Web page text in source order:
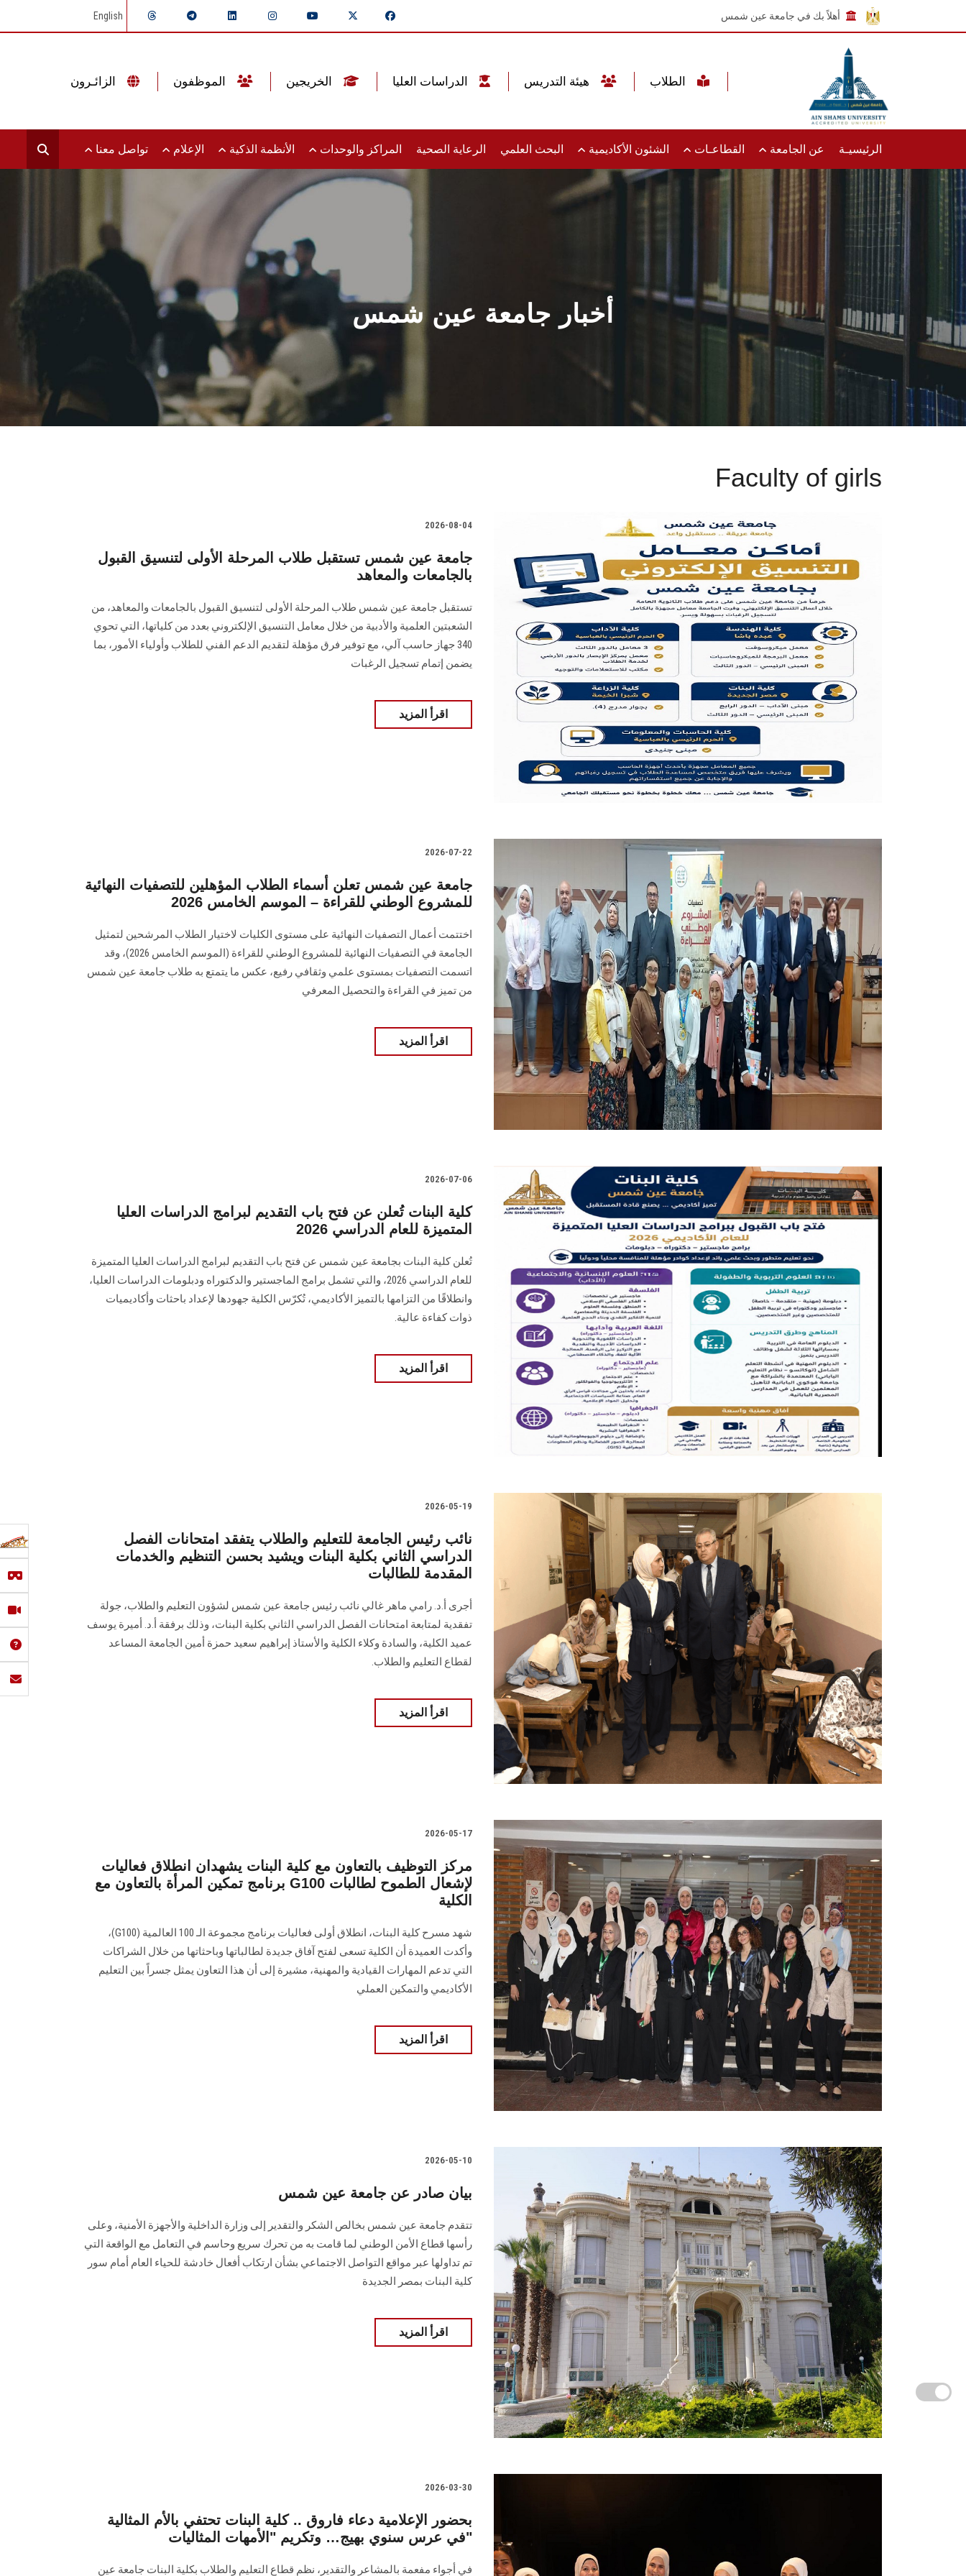
أهلاً بك في جامعة عين شمس English
الرئيسيـة عن الجامعة القطاعـات الشئون الأكاديمية البحث العلمي الرعاية الصحية المراكز والوحدات الأنظمة الذكية الإعلام تواصل معنا
أخبار جامعة عين شمس
Faculty of girls
2026-08-04
جامعة عين شمس تستقبل طلاب المرحلة الأولى لتنسيق القبول
بالجامعات والمعاهد
تستقبل جامعة عين شمس طلاب المرحلة الأولى لتنسيق القبول بالجامعات والمعاهد، من
الشعبتين العلمية والأدبية من خلال معامل التنسيق الإلكتروني بعدد من كلياتها، التي تحوي
340 جهاز حاسب آلي، مع توفير فرق مؤهلة لتقديم الدعم الفني للطلاب وأولياء الأمور، بما
يضمن إتمام تسجيل الرغبات
اقرأ المزيد
2026-07-22
جامعة عين شمس تعلن أسماء الطلاب المؤهلين للتصفيات النهائية
للمشروع الوطني للقراءة – الموسم الخامس 2026
اختتمت أعمال التصفيات النهائية على مستوى الكليات لاختيار الطلاب المرشحين لتمثيل
الجامعة في التصفيات النهائية للمشروع الوطني للقراءة (الموسم الخامس 2026)، وقد
اتسمت التصفيات بمستوى علمي وثقافي رفيع، عكس ما يتمتع به طلاب جامعة عين شمس
من تميز في القراءة والتحصيل المعرفي
اقرأ المزيد
2026-07-06
كلية البنات تُعلن عن فتح باب التقديم لبرامج الدراسات العليا
المتميزة للعام الدراسي 2026
تُعلن كلية البنات بجامعة عين شمس عن فتح باب التقديم لبرامج الدراسات العليا المتميزة
للعام الدراسي 2026، والتي تشمل برامج الماجستير والدكتوراه ودبلومات الدراسات العليا،
وانطلاقًا من التزامها بالتميز الأكاديمي، تُكرّس الكلية جهودها لإعداد باحثات وأكاديميات
ذوات كفاءة عالية.
اقرأ المزيد
2026-05-19
نائب رئيس الجامعة للتعليم والطلاب يتفقد امتحانات الفصل
الدراسي الثاني بكلية البنات ويشيد بحسن التنظيم والخدمات
المقدمة للطالبات
أجرى أ.د. رامي ماهر غالي نائب رئيس جامعة عين شمس لشؤون التعليم والطلاب، جولة
تفقدية لمتابعة امتحانات الفصل الدراسي الثاني بكلية البنات، وذلك برفقة أ.د. أميرة يوسف
عميد الكلية، والسادة وكلاء الكلية والأستاذ إبراهيم سعيد حمزة أمين الجامعة المساعد
لقطاع التعليم والطلاب.
اقرأ المزيد
2026-05-17
مركز التوظيف بالتعاون مع كلية البنات يشهدان انطلاق فعاليات
برنامج تمكين المرأة بالتعاون مع G100 لإشعال الطموح لطالبات
الكلية
شهد مسرح كلية البنات، انطلاق أولى فعاليات برنامج مجموعة الـ 100 العالمية (G100)،
وأكدت العميدة أن الكلية تسعى لفتح آفاق جديدة لطالباتها وباحثاتها من خلال الشراكات
التي تدعم المهارات القيادية والمهنية، مشيرة إلى أن هذا التعاون يمثل جسراً بين التعليم
الأكاديمي والتمكين العملي
اقرأ المزيد
2026-05-10
بيان صادر عن جامعة عين شمس
تتقدم جامعة عين شمس بخالص الشكر والتقدير إلى وزارة الداخلية والأجهزة الأمنية، وعلى
رأسها قطاع الأمن الوطني لما قامت به من تحرك سريع وحاسم في التعامل مع الواقعة التي
تم تداولها عبر مواقع التواصل الاجتماعي بشأن ارتكاب أفعال خادشة للحياء العام أمام سور
كلية البنات بمصر الجديدة
اقرأ المزيد
2026-03-30
بحضور الإعلامية دعاء فاروق .. كلية البنات تحتفي بالأم المثالية
في عرس سنوي بهيج… وتكريم "الأمهات المثاليات"
في أجواء مفعمة بالمشاعر والتقدير، نظم قطاع التعليم والطلاب بكلية البنات جامعة عين